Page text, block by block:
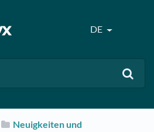
DE
​Neuigkeiten und